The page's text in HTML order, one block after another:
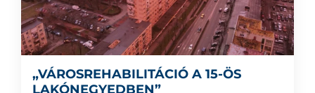
„VÁROSREHABILITÁCIÓ A 15-ÖS
LAKÓNEGYEDBEN”